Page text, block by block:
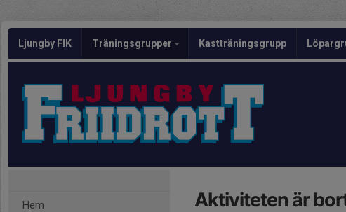
Ljungby FIK Träningsgrupper Kastträningsgrupp
Hem Aktiviteten är